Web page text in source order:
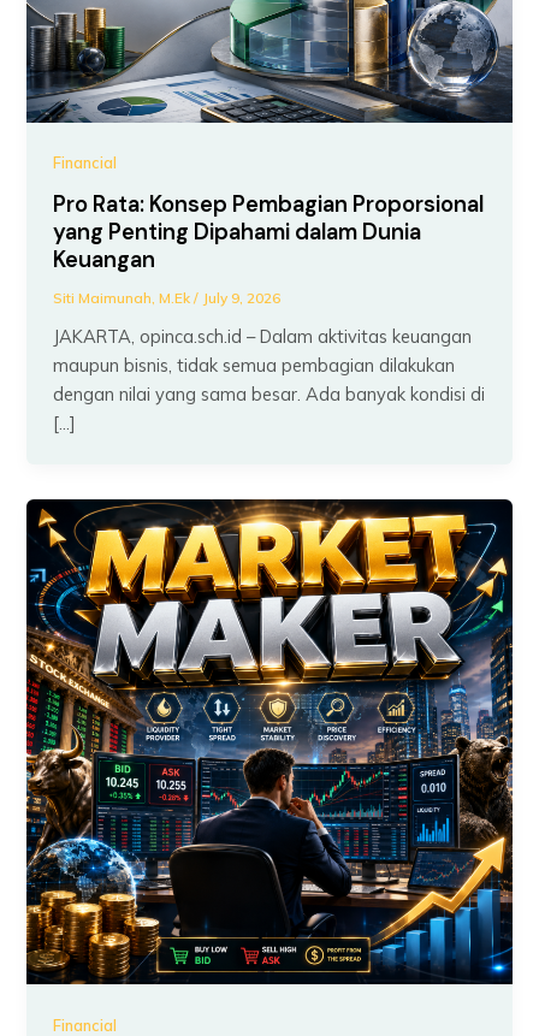
Financial
Pro Rata: Konsep Pembagian Proporsional
yang Penting Dipahami dalam Dunia
Keuangan
Siti Maimunah, M.Ek/ July 9, 2026
JAKARTA, opinca.sch.id – Dalam aktivitas keuangan
maupun bisnis, tidak semua pembagian dilakukan
dengan nilai yang sama besar. Ada banyak kondisi di
[…]
Financial